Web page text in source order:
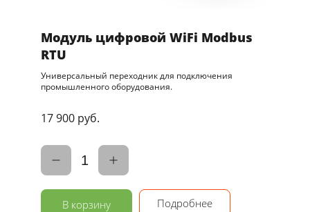
Модуль цифровой WiFi Modbus
RTU
Универсальный переходник для подключения
промышленного оборудования.
17 900 руб.
1
В корзину Подробнее